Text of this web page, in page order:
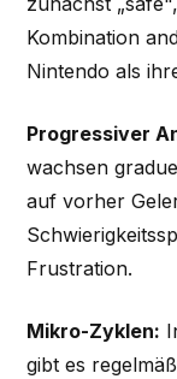
Kombination
Nintendo als
Progressiver
wachsen
auf vorher
Frustration.
Mikro-Zyklen:
gibt es